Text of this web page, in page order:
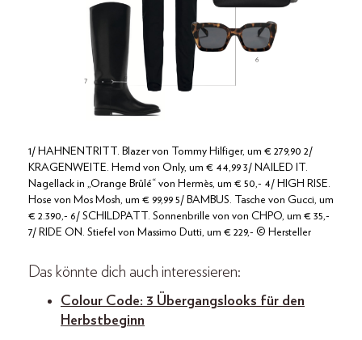
1/ HAHNENTRITT. Blazer von Tommy Hilfiger, um € 279,90 2/
KRAGENWEITE. Hemd von Only, um € 44,99 3/ NAILED IT.
Nagellack in „Orange Brûlé“ von Hermès, um € 50,- 4/ HIGH RISE.
Hose von Mos Mosh, um € 99,99 5/ BAMBUS. Tasche von Gucci, um
€ 2.390,- 6/ SCHILDPATT. Sonnenbrille von von CHPO, um € 35,-
7/ RIDE ON. Stiefel von Massimo Dutti, um € 229,- © Hersteller
Das könnte dich auch interessieren:
Colour Code: 3 Übergangslooks für den
Herbstbeginn